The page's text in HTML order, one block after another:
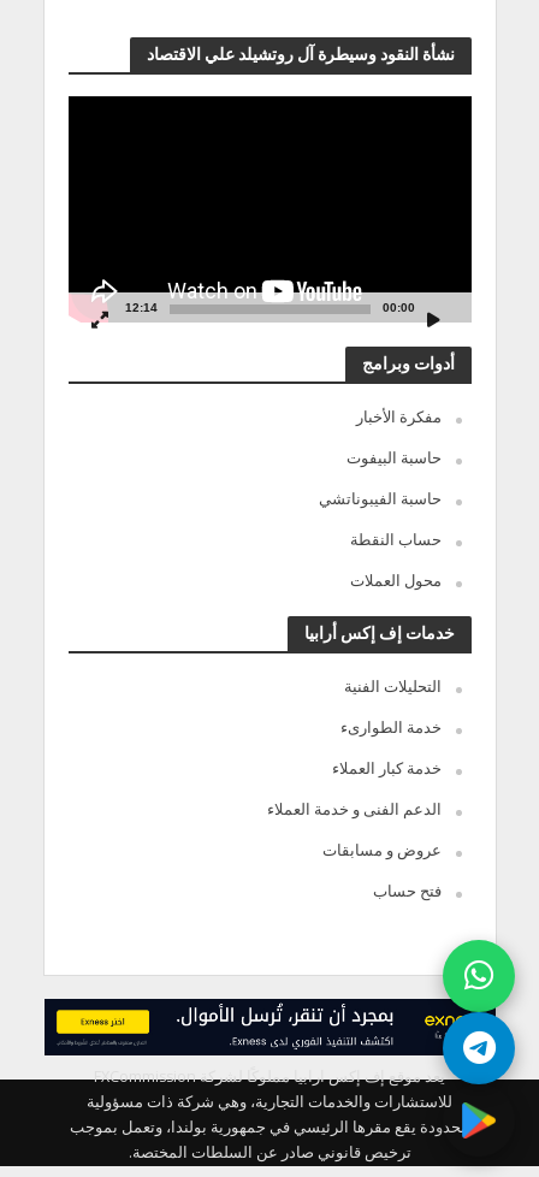
نشأة النقود وسيطرة آل روتشيلد علي الاقتصاد
00:00
12:14
أدوات وبرامج
مفكرة الأخبار
حاسبة البيفوت
حاسبة الفيبوناتشي
حساب النقطة
محول العملات
خدمات إف إكس أرابيا
التحليلات الفنية
خدمة الطوارىء
خدمة كبار العملاء
الدعم الفنى و خدمة العملاء
عروض و مسابقات
فتح حساب
يعد موقع إف إكس ارابيا مملوكًا لشركة FXCommission
للاستشارات والخدمات التجارية، وهي شركة ذات مسؤولية
محدودة يقع مقرها الرئيسي في جمهورية بولندا، وتعمل بموجب
ترخيص قانوني صادر عن السلطات المختصة.